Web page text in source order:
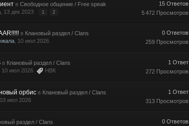
в Свободное общение / Free speak
, 13 дек 2023 1 2
15 Ответов
5 472 Просмотров
в Клановый раздел / Clans
, 10 июл 2026
0 Ответов
259 Просмотров
в Клановый раздел / Clans
, 10 июл 2026 НВК
1 Ответ
272 Просмотров
орбис в Клановый раздел / Clans
, 03 июл 2026
1 Ответ
313 Просмотров
раздел / Clans
0 Ответов